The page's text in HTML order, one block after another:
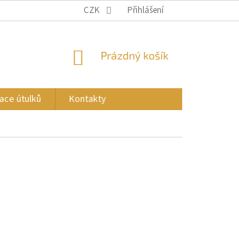
OCHRANY OSOBNÍCH ÚDAJŮ REGISTRACE ÚTULKŮ
CZK Přihlášení
NÁKUPNÍ
Prázdný košík
útulků
Kontakty